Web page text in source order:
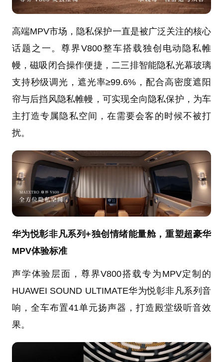
高端MPV市场，隐私保护一直是被广泛关注的核心
话题之一。尊界V800整车搭载独创电动隐私帷
幔，磁吸闭合操作便捷，二三排智能隐私光幕玻璃
支持秒级调光，遮光率≥99.6%，配合高密度遮阳
帘与后挡风隐私帷幔，可实现全向隐私保护，为车
主打造专属隐私空间，在需要会客的时候不被打
扰。
华为悦彰非凡系列+独创情绪能量舱，重塑超豪华
MPV体验标准
声学体验层面，尊界V800搭载专为MPV定制的
HUAWEI SOUND ULTIMATE华为悦彰非凡系列音
响，全车布置41单元扬声器，打造殿堂级听音效
果。